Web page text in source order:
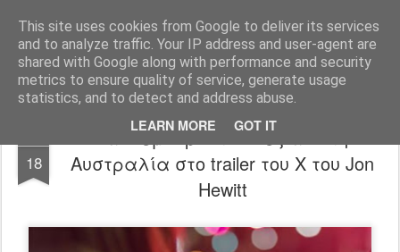
This site uses cookies from Google to deliver its services
and to analyze traffic. Your IP address and user-agent are
shared with Google along with performance and security
metrics to ensure quality of service, generate usage
statistics, and to detect and address abuse.
LEARN MORE GOT IT
FilmBoy
18
Βίαιο εμπόριο του σεξ από την
Αυστραλία στο trailer του X του Jon
Hewitt